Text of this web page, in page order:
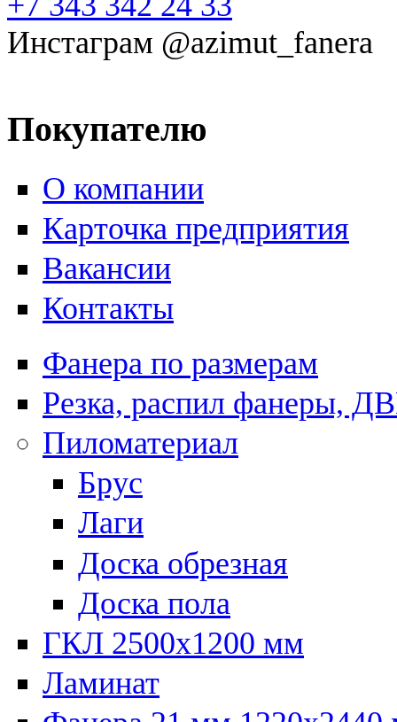
Инстаграм @azimut_fanera
Покупателю
О компании
Карточка предприятия
Вакансии
Контакты
Фанера по размерам
Резка, распил фанеры,
Пиломатериал
Брус
Лаги
Доска обрезная
Доска пола
ГКЛ 2500х1200 мм
Ламинат